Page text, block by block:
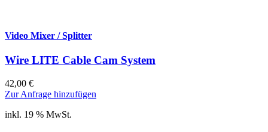
Video Mixer / Splitter
Wire LITE Cable Cam System
42,00 €
Zur Anfrage hinzufügen
inkl. 19 % MwSt.